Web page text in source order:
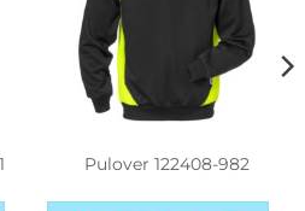
Pulover 122408-982